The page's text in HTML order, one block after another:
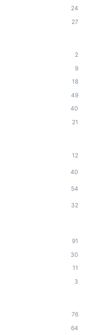
24
27
2
9
18
49
40
21
12
40
54
32
91
30
11
3
76
64